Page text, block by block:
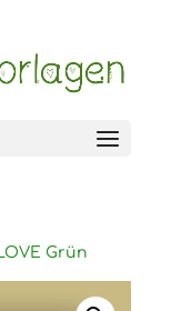
Grün